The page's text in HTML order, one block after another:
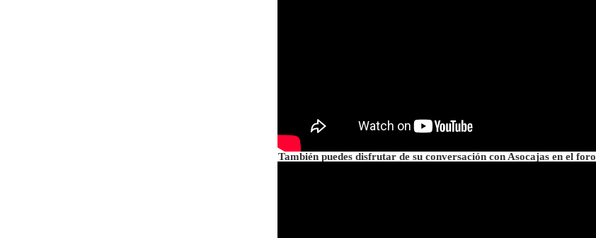
También puedes disfrutar de su conversación con Asocajas en el